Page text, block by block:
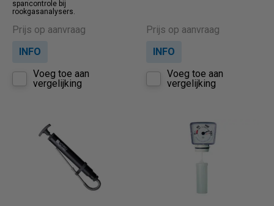
spancontrole bij
rookgasanalysers.
Prijs op aanvraag
INFO
Voeg toe aan
vergelijking
Prijs op aanvraag
INFO
Voeg toe aan
vergelijking